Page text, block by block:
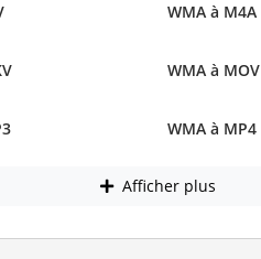
WMA à M4A
WMA à MOV
WMA à MP4
Afficher plus